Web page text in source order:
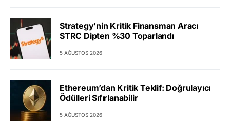
Strategy’nin Kritik Finansman Aracı
STRC Dipten %30 Toparlandı
5 AĞUSTOS 2026
Ethereum’dan Kritik Teklif: Doğrulayıcı
Ödülleri Sıfırlanabilir
5 AĞUSTOS 2026